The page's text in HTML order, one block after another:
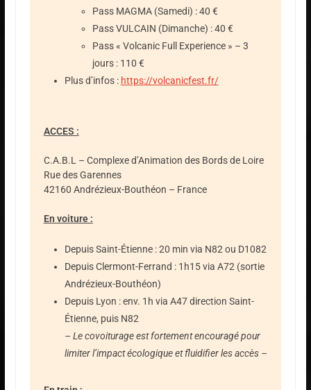
Pass MAGMA (Samedi) : 40 €
Pass VULCAIN (Dimanche) : 40 €
Pass « Volcanic Full Experience » – 3
jours : 110 €
Plus d’infos : https://volcanicfest.fr/
ACCES :
C.A.B.L – Complexe d’Animation des Bords de Loire
Rue des Garennes
42160 Andrézieux-Bouthéon – France
En voiture :
Depuis Saint-Étienne : 20 min via N82 ou D1082
Depuis Clermont-Ferrand : 1h15 via A72 (sortie
Andrézieux-Bouthéon)
Depuis Lyon : env. 1h via A47 direction Saint-
Étienne, puis N82
– Le covoiturage est fortement encouragé pour
limiter l’impact écologique et fluidifier les accès –